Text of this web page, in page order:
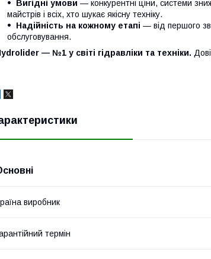
Вигідні умови — конкурентні ціни, системи
майстрів і всіх, хто шукає якісну техніку.
Надійність на кожному етапі — від першого
обслуговування.
— №1 у світі гідравліки та техніки.
виробник
термін